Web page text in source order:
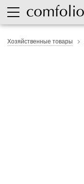
Хозяйственные товары